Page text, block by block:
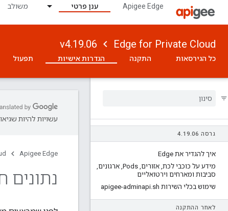
Apigee Edge ענן פרטי משולב
Edge for Private Cloud
v4.19.06
כל הגירסאות התקנה הגדרות אישיות תפעול
גרסה 4 .19.06
איך להגדיר את Edge
מידע על כוכבי לכת, אזורים,
, ארגונים,
סביבות ומארחים וירטואליים
שימוש בכלי השירות apigee-adminapi
.sh
לאחר ההתקנה
עשויות להיות
Apigee Edge
נתונים